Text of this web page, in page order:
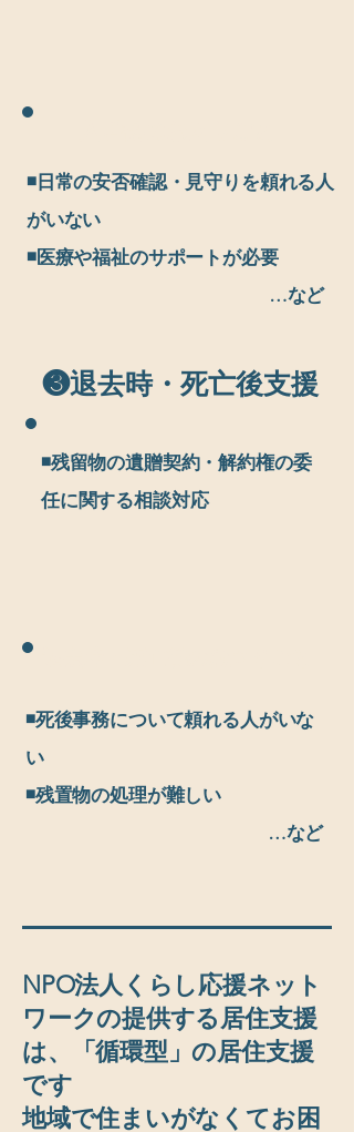
◾️日常の安否確認・見守りを頼れる人
がいない
◾️医療や福祉のサポートが必要
​ …など
❸退去時・死亡後支援
◾️残留物の遺贈契約・解約権の委
任に関する相談対応
◾️死後事務について頼れる人がいな
い
◾️残置物の処理が難しい
​ …など
NPO法人くらし応援ネット
ワークの提供する居住支援
は、「循環型」の居住支援
です
地域で住まいがなくてお困